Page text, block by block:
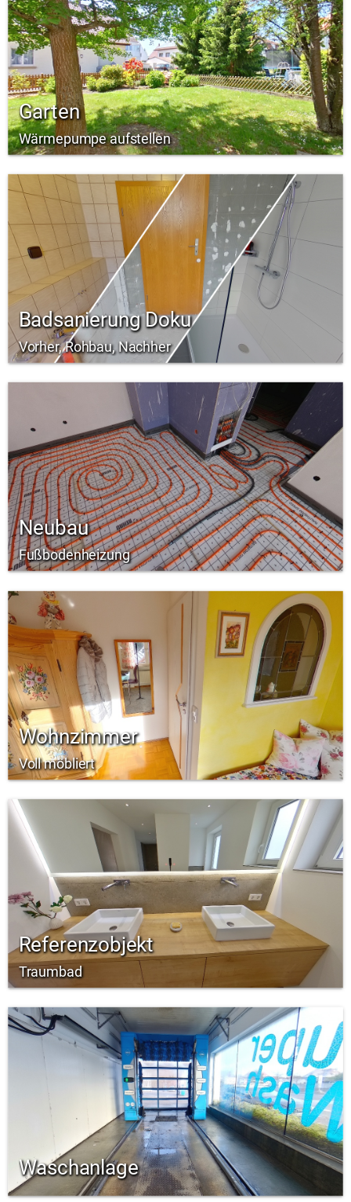
Garten
Wärmepumpe aufstellen
Badsanierung Doku
Vorher, Rohbau, Nachher
Neubau
Fußbodenheizung
Wohnzimmer
Voll möbliert
Referenzobjekt
Traumbad
Waschanlage